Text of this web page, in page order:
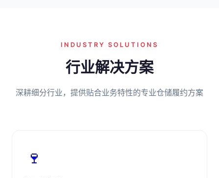
INDUSTRY SOLUTIONS
行业解决方案
深耕细分行业，提供贴合业务特性的专业仓储履约方案
🍷